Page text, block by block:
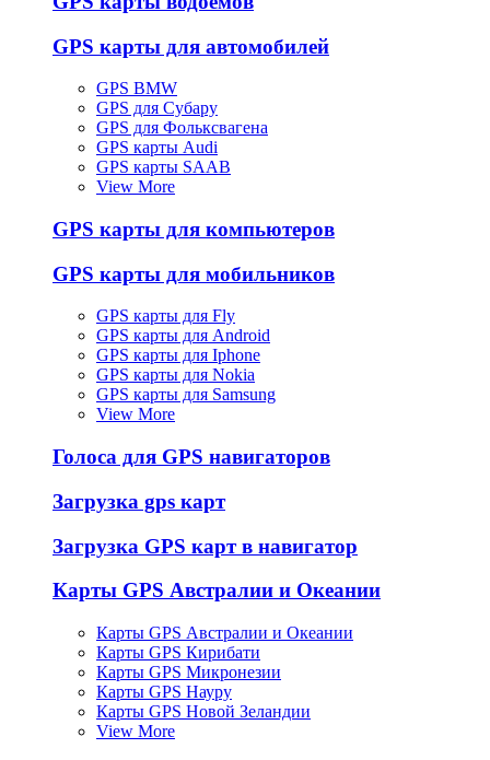
GPS карты для автомобилей
GPS BMW
GPS для Субару
GPS для Фольксвагена
GPS карты Audi
GPS карты SAAB
View More
GPS карты для компьютеров
GPS карты для мобильников
GPS карты для Fly
GPS карты для Android
GPS карты для Iphone
GPS карты для Nokia
GPS карты для Samsung
View More
Голоса для GPS навигаторов
Загрузка gps карт
Загрузка GPS карт в навигатор
Карты GPS Австралии и Океании
Карты GPS Австралии и Океании
Карты GPS Кирибати
Карты GPS Микронезии
Карты GPS Науру
Карты GPS Новой Зеландии
View More